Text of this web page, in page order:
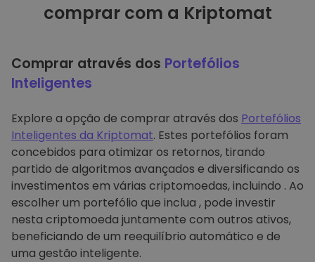
comprar com a Kriptomat
Comprar através dos Portefólios
Inteligentes
Explore a opção de comprar através dos Portefólios
Inteligentes da Kriptomat. Estes portefólios foram
concebidos para otimizar os retornos, tirando
partido de algoritmos avançados e diversificando os
investimentos em várias criptomoedas, incluindo . Ao
escolher um portefólio que inclua , pode investir
nesta criptomoeda juntamente com outros ativos,
beneficiando de um reequilíbrio automático e de
uma gestão inteligente.